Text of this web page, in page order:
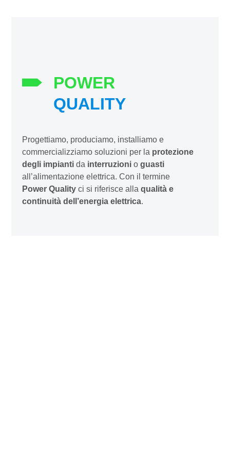
POWER
QUALITY
Progettiamo, produciamo, installiamo e
commercializziamo soluzioni per la protezione
degli impianti da interruzioni o guasti
all’alimentazione elettrica. Con il termine
Power Qualityci si riferisce alla qualità e
continuità dell’energia elettrica.